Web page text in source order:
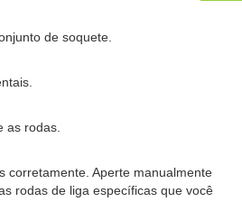
de soquete.
as rodas.
corretamente. Aperte manualmente
rodas de liga específicas que você